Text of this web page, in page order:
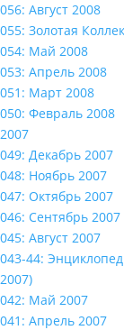
056: Август 2008
055: Золотая
054: Май 2008
053: Апрель 2008
051: Март 2008
050: Февраль 2008
2007
049: Декабрь 2007
048: Ноябрь 2007
047: Октябрь 2007
046: Сентябрь 2007
045: Август 2007
043-44:
2007)
042: Май 2007
041: Апрель 2007